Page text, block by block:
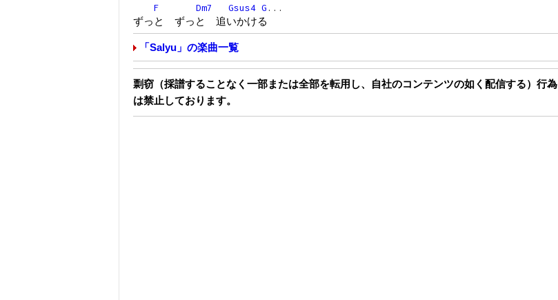
F
Dm7 Gsus4 G ...
ずっと ずっと 追いかける
「Salyu」の楽曲一覧
剽窃（採譜することなく一部または全部を転用し、自社のコンテンツの如く配信する）行為
は禁止しております。